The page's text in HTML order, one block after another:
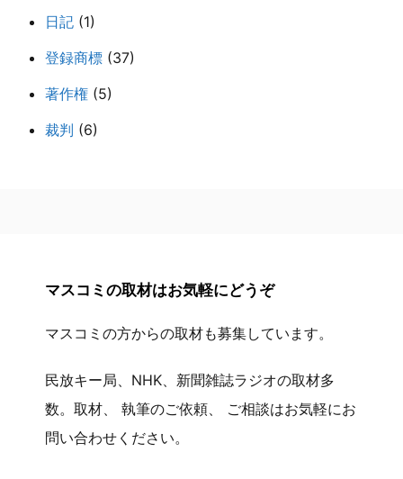
日記 (1)
登録商標 (37)
著作権 (5)
裁判 (6)
マスコミの取材はお気軽にどうぞ
マスコミの方からの取材も募集しています。
民放キー局、NHK、新聞雑誌ラジオの取材多
数。取材、 執筆のご依頼、 ご相談はお気軽にお
問い合わせください。